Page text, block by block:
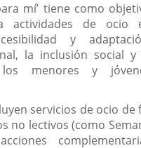
mí’ tiene como
actividades de ocio
y
la inclusión social y
menores y
servicios de ocio de
no lectivos (como